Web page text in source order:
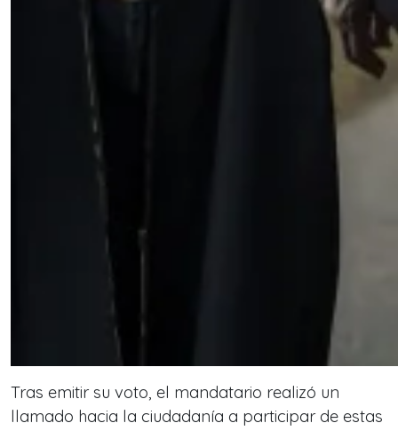
Tras emitir su voto, el mandatario realizó un
llamado hacia la ciudadanía a participar de estas